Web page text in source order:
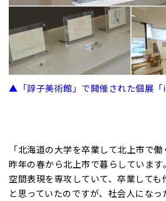
▲「諄子美術館」で開催された個展「
「北海道の大学を卒業して北上市で働
昨年の春から北上市で暮らしています
空間表現を専攻していて、卒業しても
と思っていたのですが、社会人になっ